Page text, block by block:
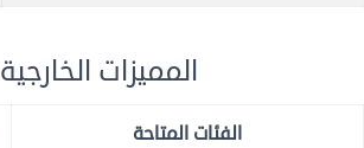
المميزات الخارجية
الفئات المتاحة